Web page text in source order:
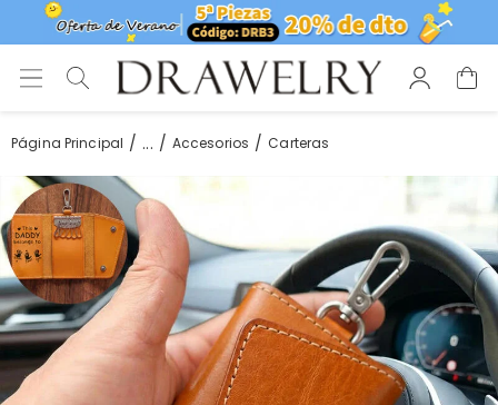
Página Principal ... Accesorios Carteras